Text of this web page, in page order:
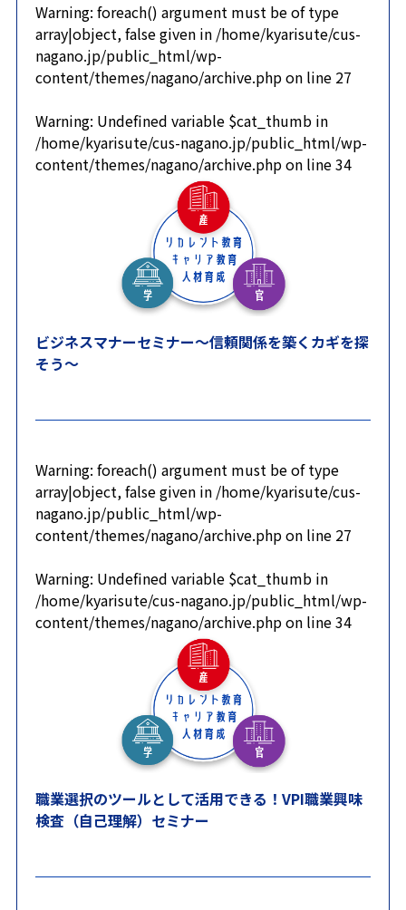
Warning: foreach() argument must be of type
array|object, false given in /home/kyarisute/cus-
nagano.jp/public_html/wp-
content/themes/nagano/archive.phpon line 27
Warning: Undefined variable $cat_thumb in
/home/kyarisute/cus-nagano.jp/public_html/wp-
content/themes/nagano/archive.phpon line34
ビジネスマナーセミナー～信頼関係を築くカギを探
そう～
Warning: foreach() argument must be of type
array|object, false given in /home/kyarisute/cus-
nagano.jp/public_html/wp-
content/themes/nagano/archive.phpon line 27
Warning: Undefined variable $cat_thumb in
/home/kyarisute/cus-nagano.jp/public_html/wp-
content/themes/nagano/archive.phpon line34
職業選択のツールとして活用できる！VPI職業興味
検査（自己理解）セミナー